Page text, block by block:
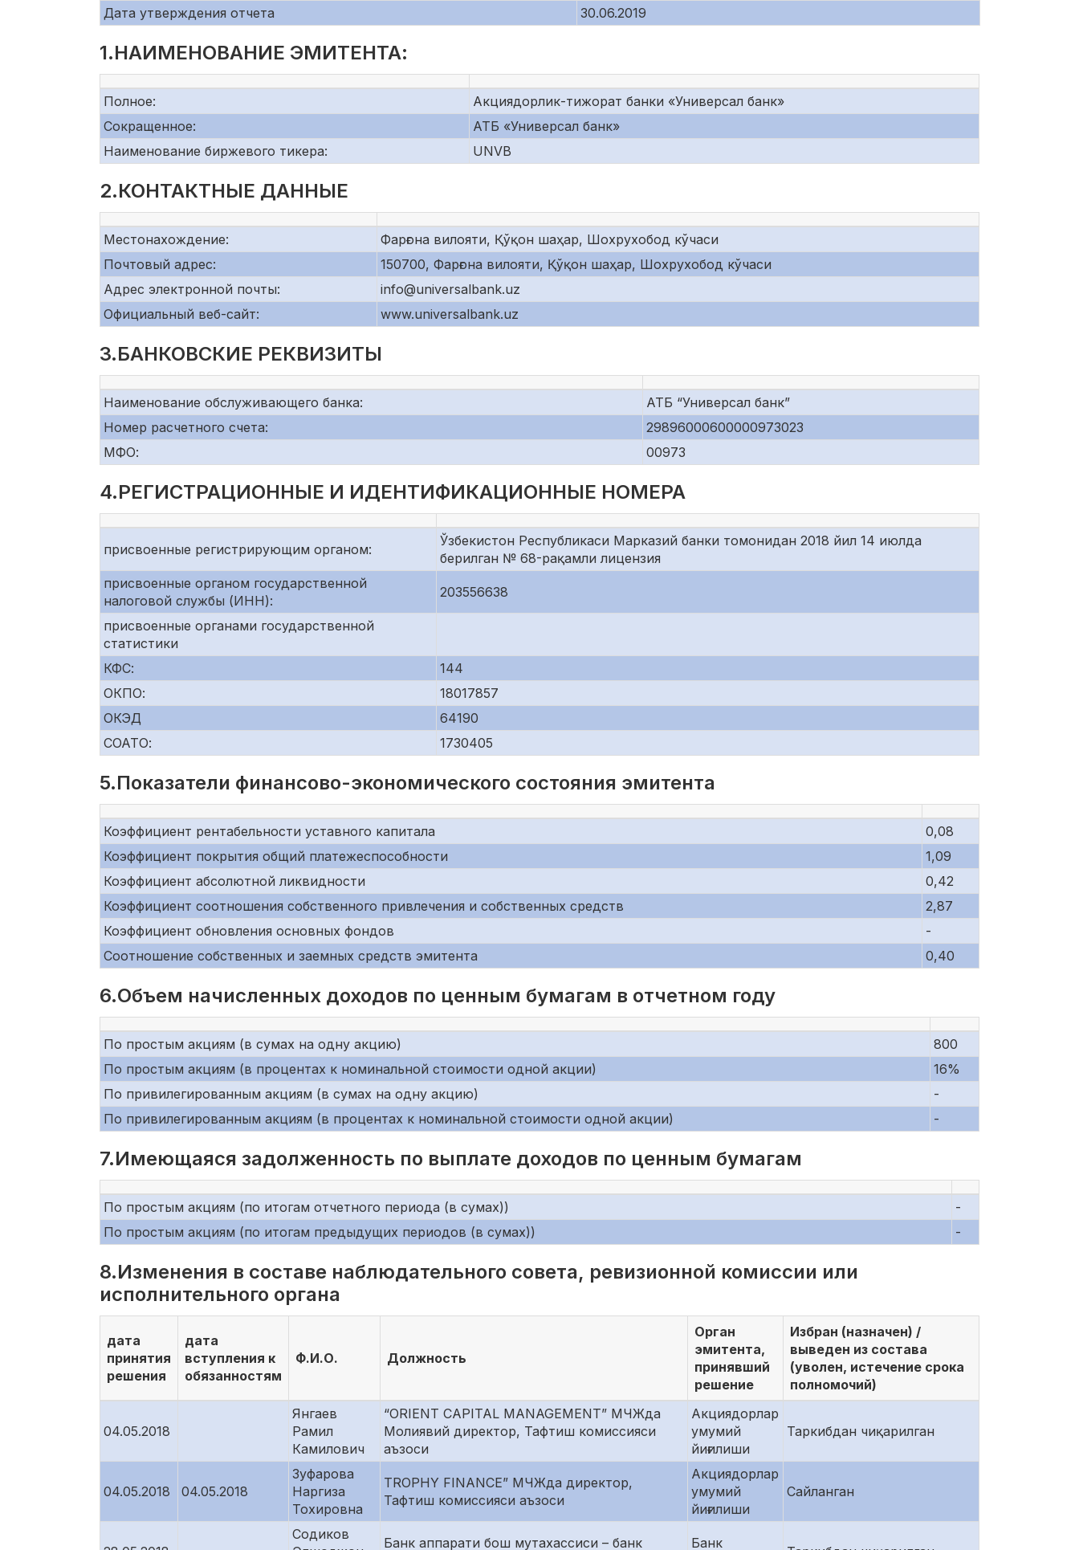
Дата утверждения отчета
30.06.2019
1.НАИМЕНОВАНИЕ ЭМИТЕНТА:
Полное:
Акциядорлик-тижорат банки «Универсал банк»
Сокращенное:
АТБ «Универсал банк»
Наименование биржевого тикера:
UNVB
2.КОНТАКТНЫЕ ДАННЫЕ
Местонахождение:
Фарғона вилояти, Қўқон шаҳар, Шохрухобод кўчаси
Почтовый адрес:
150700, Фарғона вилояти, Қўқон шаҳар, Шохрухобод кўчаси
Адрес электронной почты:
info@universalbank.uz
Официальный веб-сайт:
www.universalbank.uz
3.БАНКОВСКИЕ РЕКВИЗИТЫ
Наименование обслуживающего банка:
АТБ “Универсал банк”
Номер расчетного счета:
29896000600000973023
МФО:
00973
4.РЕГИСТРАЦИОННЫЕ И ИДЕНТИФИКАЦИОННЫЕ НОМЕРА
присвоенные регистрирующим органом:
Ўзбекистон Республикаси Марказий банки томонидан 2018 йил 14 июлда
берилган № 68-рақамли лицензия
присвоенные органом государственной
налоговой службы (ИНН):
203556638
присвоенные органами государственной
статистики
КФС:
144
ОКПО:
18017857
ОКЭД
64190
СОАТО:
1730405
5.Показатели финансово-экономического состояния эмитента
Коэффициент рентабельности уставного капитала
0,08
Коэффициент покрытия общий платежеспособности
1,09
Коэффициент абсолютной ликвидности
0,42
Коэффициент соотношения собственного привлечения и собственных средств
2,87
Коэффициент обновления основных фондов
-
Соотношение собственных и заемных средств эмитента
0,40
6.Объем начисленных доходов по ценным бумагам в отчетном году
По простым акциям (в сумах на одну акцию)
800
По простым акциям (в процентах к номинальной стоимости одной акции)
16%
По привилегированным акциям (в сумах на одну акцию)
-
По привилегированным акциям (в процентах к номинальной стоимости одной акции)
-
7.Имеющаяся задолженность по выплате доходов по ценным бумагам
По простым акциям (по итогам отчетного периода (в сумах))
-
По простым акциям (по итогам предыдущих периодов (в сумах))
-
8.Изменения в составе наблюдательного совета, ревизионной комиссии или
исполнительного органа
дата
принятия
решения
дата
вступления к
обязанностям
Ф.И.О. Должность
Орган
эмитента,
принявший
решение
Избран (назначен) /
выведен из состава
(уволен, истечение срока
полномочий)
04.05.2018
Янгаев
Рамил
Камилович
“ORIENT CAPITAL MANAGEMENT” МЧЖда
Молиявий директор, Тафтиш комиссияси
аъзоси
Акциядорлар
умумий
йиғилиши
Таркибдан чиқарилган
04.05.2018 04.05.2018
Зуфарова
Наргиза
Тохировна
TROPHY FINANCE” МЧЖда директор,
Тафтиш комиссияси аъзоси
Акциядорлар
умумий
йиғилиши
Сайланган
Содиков
Банк аппарати бош мутахассиси – банк
Банк